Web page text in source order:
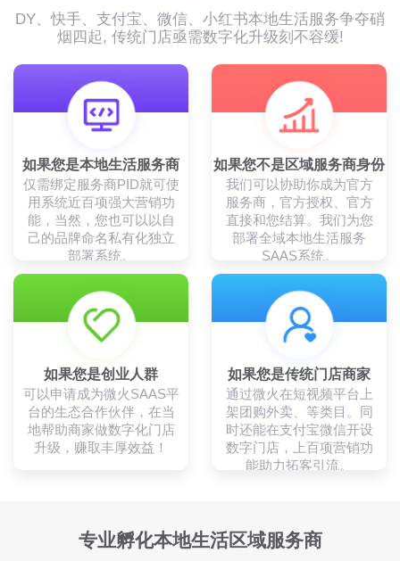
DY、快手、支付宝、微信、小红书本地生活服务争夺硝
烟四起, 传统门店亟需数字化升级刻不容缓!
如果您是本地生活服务商
仅需绑定服务商PID就可使
用系统近百项强大营销功
能，当然，您也可以以自
己的品牌命名私有化独立
部署系统。
如果您不是区域服务商身份
我们可以协助你成为官方
服务商，官方授权、官方
直接和您结算。我们为您
部署全域本地生活服务
SAAS系统。
如果您是创业人群
可以申请成为微火SAAS平
台的生态合作伙伴，在当
地帮助商家做数字化门店
升级，赚取丰厚效益！
如果您是传统门店商家
通过微火在短视频平台上
架团购外卖、等类目。同
时还能在支付宝微信开设
数字门店，上百项营销功
能助力拓客引流。
专业孵化本地生活区域服务商